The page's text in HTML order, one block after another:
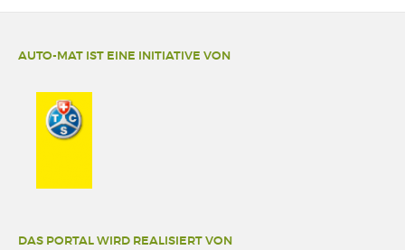
AUTO-MAT IST EINE INITIATIVE VON
DAS PORTAL WIRD REALISIERT VON